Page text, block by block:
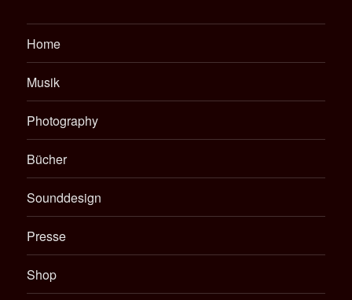
Home
Musik
Photography
Bücher
Sounddesign
Presse
Shop